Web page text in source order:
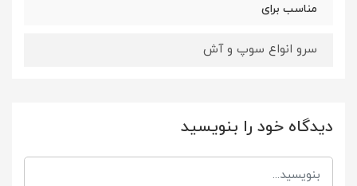
مناسب برای
سرو انواع سوپ و آش
دیدگاه خود را بنویسید